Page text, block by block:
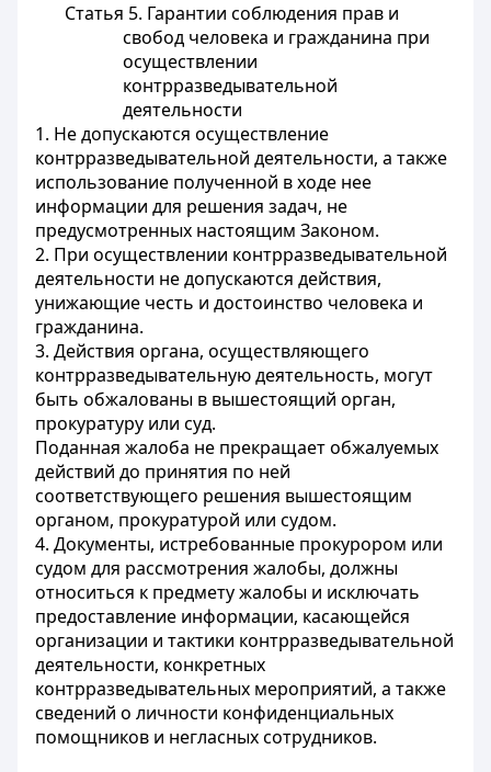
Статья 5. Гарантии соблюдения прав и
свобод человека и гражданина при
осуществлении
контрразведывательной
деятельности
1. Не допускаются осуществление
контрразведывательной деятельности, а также
использование полученной в ходе нее
информации для решения задач, не
предусмотренных настоящим Законом.
2. При осуществлении контрразведывательной
деятельности не допускаются действия,
унижающие честь и достоинство человека и
гражданина.
3. Действия органа, осуществляющего
контрразведывательную деятельность, могут
быть обжалованы в вышестоящий орган,
прокуратуру или суд.
Поданная жалоба не прекращает обжалуемых
действий до принятия по ней
соответствующего решения вышестоящим
органом, прокуратурой или судом.
4. Документы, истребованные прокурором или
судом для рассмотрения жалобы, должны
относиться к предмету жалобы и исключать
предоставление информации, касающейся
организации и тактики контрразведывательной
деятельности, конкретных
контрразведывательных мероприятий, а также
сведений о личности конфиденциальных
помощников и негласных сотрудников.